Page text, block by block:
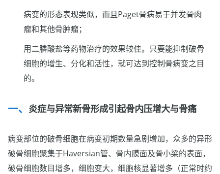
病变的形态表现类似，而且Paget骨病易于并发骨肉
瘤和其他骨肿瘤；
用二膦酸盐等药物治疗的效果较佳。只要能抑制破骨
细胞的增生、分化和活性，就可达到控制骨病变之目
的。
炎症与异常新骨形成引起骨内压增大与骨痛
病变部位的破骨细胞在病变初期数量急剧增加，众多的异形
破骨细胞聚集于Haversian管、骨内膜面及骨小梁的表面，
破骨细胞数目增多，细胞变大，细胞核显著增多（正常时约